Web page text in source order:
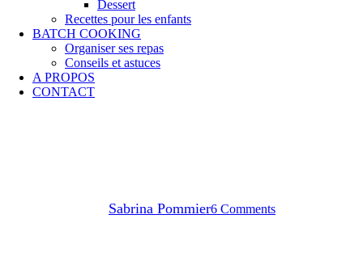
Dessert
Recettes pour les enfants
BATCH COOKING
Organiser ses repas
Conseils et astuces
A PROPOS
CONTACT
Sabrina Pommier6 Comments